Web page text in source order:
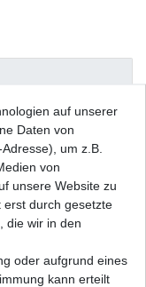
auf unserer
Daten von
um z.B.
von
unsere Website zu
durch gesetzte
die wir in den
oder aufgrund eines
kann erteilt